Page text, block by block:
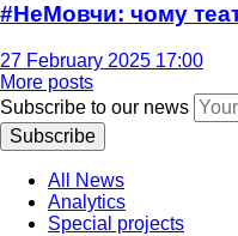
#НеМовчи: чому
27 February 2025 17:00
More posts
Subscribe to our news
Subscribe
All News
Analytics
Special projects